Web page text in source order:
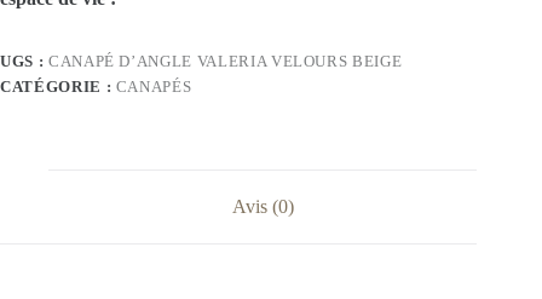
UGS : CANAPÉ D’ANGLE VALERIA VELOURS BEIGE
CATÉGORIE : CANAPÉS
Avis (0)